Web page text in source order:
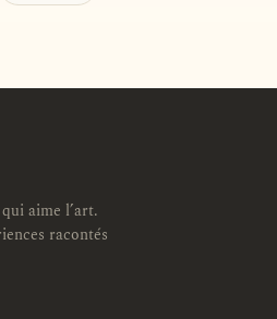
aime l’art.
racontés